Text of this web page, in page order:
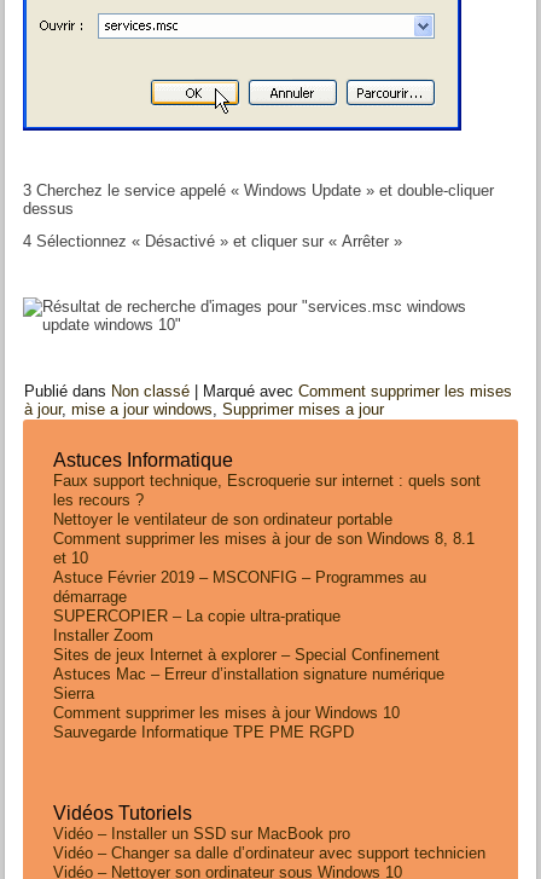
3 Cherchez le service appelé « Windows Update » et double-cliquer
dessus
4 Sélectionnez « Désactivé » et cliquer sur « Arrêter »
Publié dans Non classé Marqué avec Comment supprimer les mises
à jour,mise a jour windows ,Supprimer mises a jour
Astuces Informatique
Faux support technique, Escroquerie sur internet : quels sont
les recours ?
Nettoyer le ventilateur de son ordinateur portable
Comment supprimer les mises à jour de son Windows 8, 8.1
et 10
Astuce Février 2019 – MSCONFIG – Programmes au
démarrage
SUPERCOPIER – La copie ultra-pratique
Installer Zoom
Sites de jeux Internet à explorer – Special Confinement
Astuces Mac – Erreur d’installation signature numérique
Sierra
Comment supprimer les mises à jour Windows 10
Sauvegarde Informatique TPE PME RGPD
Vidéos Tutoriels
Vidéo – Installer un SSD sur MacBook pro
Vidéo – Changer sa dalle d’ordinateur avec support technicien
Vidéo – Nettoyer son ordinateur sous Windows 10